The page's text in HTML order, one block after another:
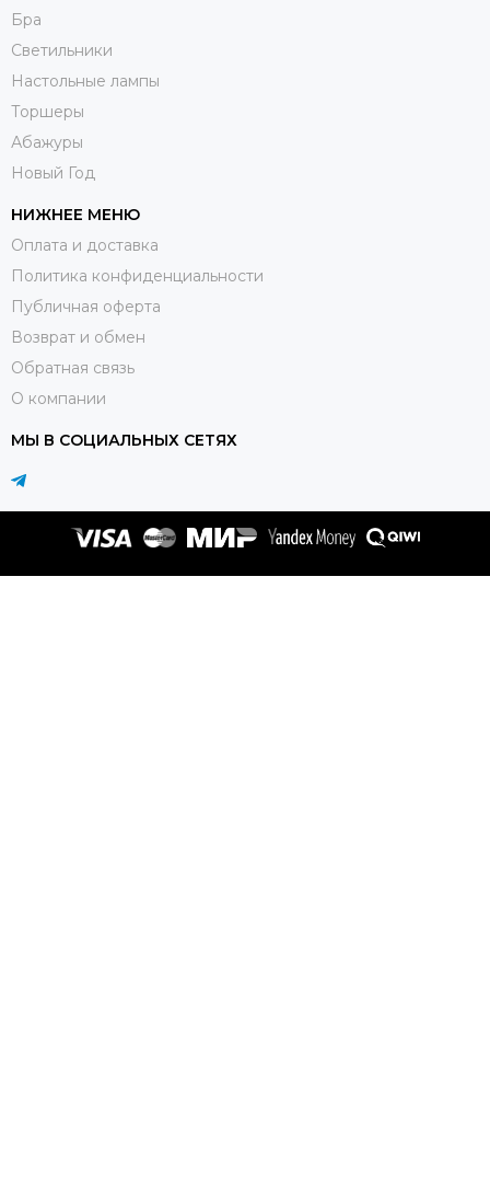
Бра
Светильники
Настольные лампы
Торшеры
Абажуры
Новый Год
НИЖНЕЕ МЕНЮ
Оплата и доставка
Политика конфиденциальности
Публичная оферта
Возврат и обмен
Обратная связь
О компании
МЫ В СОЦИАЛЬНЫХ СЕТЯХ